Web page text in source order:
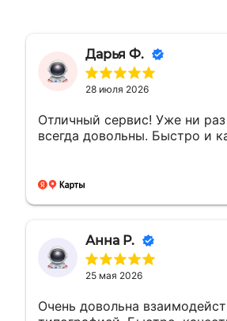
Дарья Ф.
28 июля 2026
Отличный сервис! Уже ни
всегда довольны. Быстро и
Анна Р.
25 мая 2026
Очень довольна